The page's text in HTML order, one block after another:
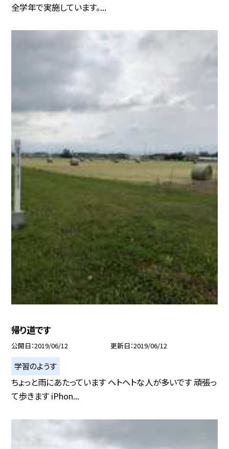
全学年で実施しています。...
帰り道です
公開日 2019/06/12 更新日 2019/06/12
学習のようす
ちょっと雨にあたっています ヘトヘトな人が多いです 頑張っ
て歩きます iPhon...